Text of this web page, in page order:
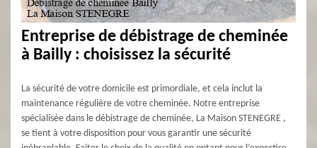
Entreprise de débistrage de cheminée
à Bailly : choisissez la sécurité
La sécurité de votre domicile est primordiale, et cela inclut la
maintenance régulière de votre cheminée. Notre entreprise
spécialisée dans le débistrage de cheminée, La Maison STENEGRE ,
se tient à votre disposition pour vous garantir une sécurité